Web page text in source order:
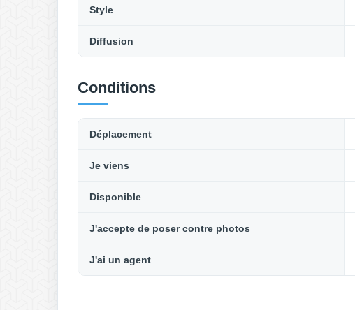
Style
Diffusion
Conditions
Déplacement
Je viens
Disponible
J'accepte de poser contre photos
J'ai un agent